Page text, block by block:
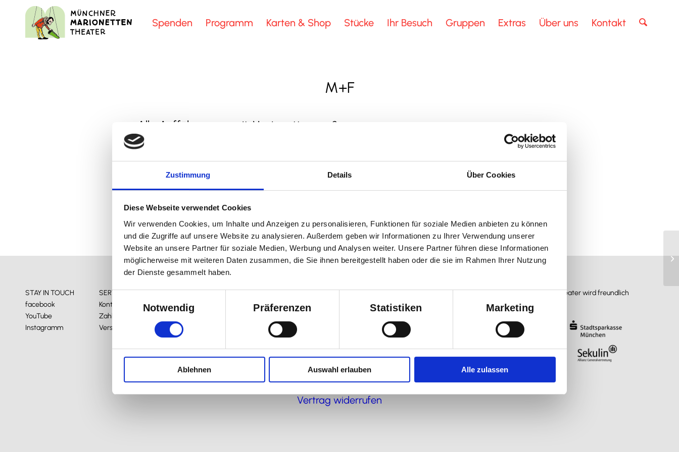
Zustimmung Details Über Cookies
Diese Webseite verwendet Cookies
Wir verwenden Cookies, um Inhalte und Anzeigen zu personalisieren, Funktionen für soziale Medien anbieten zu können
und die Zugriffe auf unsere Website zu analysieren. Außerdem geben wir Informationen zu Ihrer Verwendung unserer
Website an unsere Partner für soziale Medien, Werbung und Analysen weiter. Unsere Partner führen diese Informationen
möglicherweise mit weiteren Daten zusammen, die Sie ihnen bereitgestellt haben oder die sie im Rahmen Ihrer Nutzung
der Dienste gesammelt haben.
Notwendig Präferenzen Statistiken Marketing
Ablehnen Auswahl erlauben Alle zulassen
Spenden Programm Karten & Shop Stücke Ihr Besuch Gruppen Extras Über uns Kontakt
M+F
Alle Aufführungen mit Marionetten, außer:
M+F
STAY IN TOUCH
facebook
YouTube
Instagramm
SERVICE
Kontakt
Zahlungsweisen
Versand & Lieferung
INFO
Impressum
AGB
Widerrufsbelehrung
Datenschutz
Das Münchner Marionettentheater wird freundlich
unterstützt von:
Vertrag widerrufen